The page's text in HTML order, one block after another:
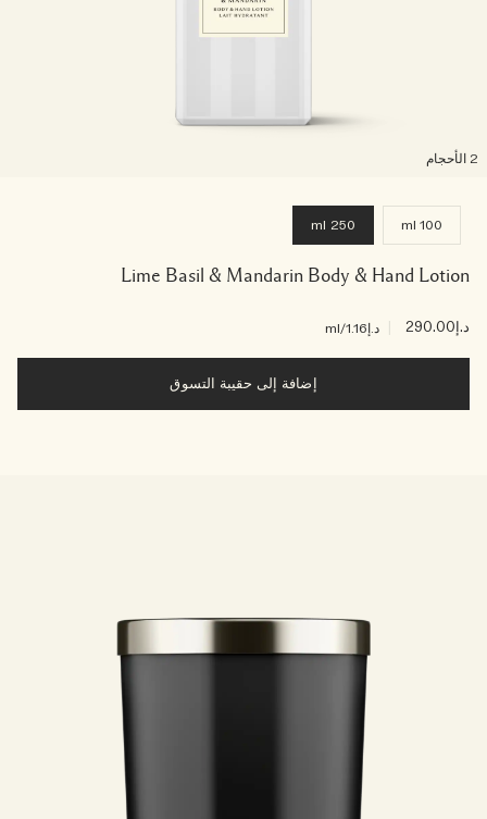
100 ml
250 ml
Lime Basil & Mandarin Body & Hand Lotion
د.إ290.00 د.إ1.16 /ml
إضافة إلى حقيبة التسوق